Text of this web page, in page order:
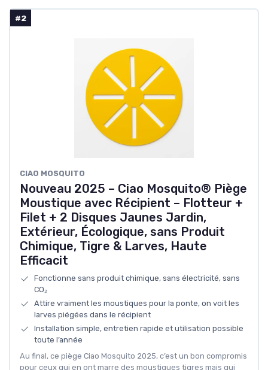
#2
CIAO MOSQUITO
Nouveau 2025 – Ciao Mosquito® Piège
Moustique avec Récipient – Flotteur +
Filet + 2 Disques Jaunes Jardin,
Extérieur, Écologique, sans Produit
Chimique, Tigre & Larves, Haute
Efficacit
Fonctionne sans produit chimique, sans électricité, sans
CO₂
Attire vraiment les moustiques pour la ponte, on voit les
larves piégées dans le récipient
Installation simple, entretien rapide et utilisation possible
toute l’année
Au final, ce piège Ciao Mosquito 2025, c’est un bon compromis
pour ceux qui en ont marre des moustiques tigres mais qui